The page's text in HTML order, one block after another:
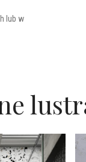
lub w